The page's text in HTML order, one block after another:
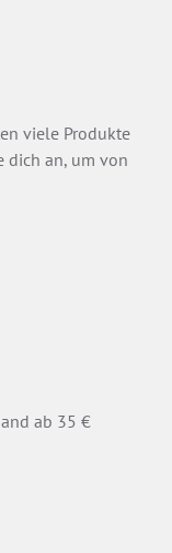
viele Produkte
dich an, um von
ab 35 €